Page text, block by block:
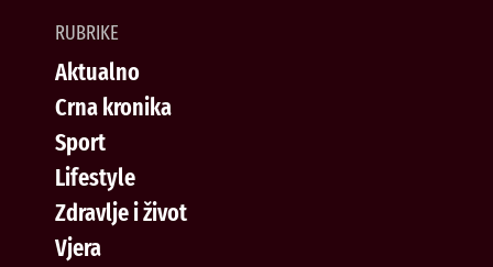
RUBRIKE
Aktualno
Crna kronika
Sport
Lifestyle
Zdravlje i život
Vjera